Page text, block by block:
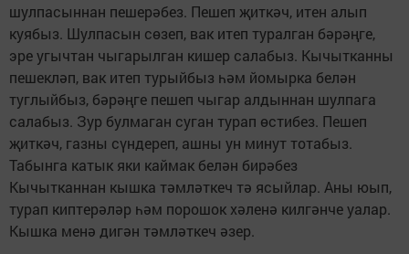
шулпасыннан пешерәбез. Пешеп җиткәч, итен алып
куябыз. Шулпасын сөзеп, вак итеп туралган бәрәңге,
эре угычтан чыгарылган кишер салабыз. Кычытканны
пешекләп, вак итеп турыйбыз һәм йомырка белән
туглыйбыз, бәрәңге пешеп чыгар алдыннан шулпага
салабыз. Зур булмаган суган турап өстибез. Пешеп
җиткәч, газны сүндереп, ашны ун минут тотабыз.
Табынга катык яки каймак белән бирәбез
Кычытканнан кышка тәмләткеч тә ясыйлар. Аны юып,
турап киптерәләр һәм порошок хәленә килгәнче уалар.
Кышка менә дигән тәмләткеч әзер.